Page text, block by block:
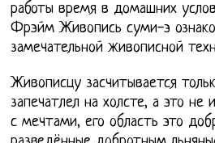
работы время в домашних
Фрэйм Живопись суми-э
замечательной живописной
Живописцу засчитывается
запечатлел на холсте, а это не
с мечтами, его область это